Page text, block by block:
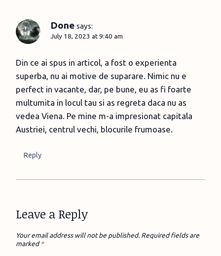
Done says:
July 18, 2023 at 9:40 am
Din ce ai spus in articol, a fost o experienta
superba, nu ai motive de suparare. Nimic nu e
perfect in vacante, dar, pe bune, eu as fi foarte
multumita in locul tau si as regreta daca nu as
vedea Viena. Pe mine m-a impresionat capitala
Austriei, centrul vechi, blocurile frumoase.
Reply
Leave a Reply
Your email address will not be published. Required fields are
marked*